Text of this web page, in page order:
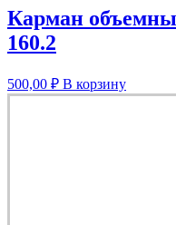
Карман
160.2
500,00 ₽ В корзину